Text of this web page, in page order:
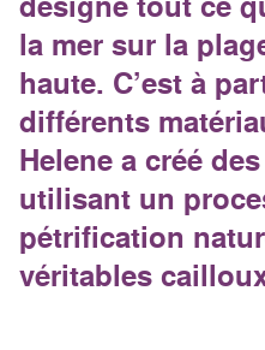
la mer sur la
haute. C’est à
différents
Helene a créé
utilisant un
pétrification
véritables